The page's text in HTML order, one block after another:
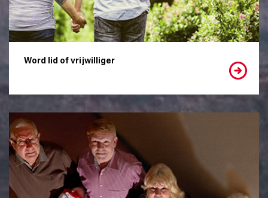
Word lid of vrijwilliger